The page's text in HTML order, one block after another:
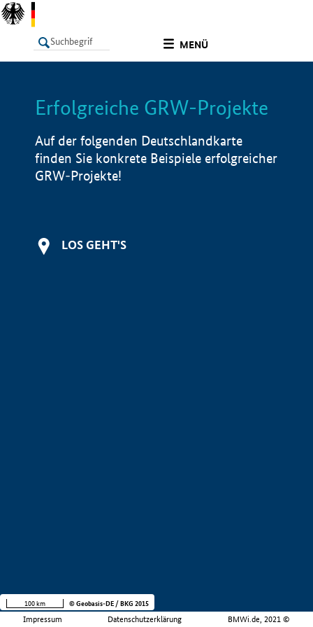
MENÜ
LISTE Info
Erfolgreiche GRW-Projekte
Auf der folgenden Deutschlandkarte
finden Sie konkrete Beispiele erfolgreicher
GRW-Projekte!
LOS GEHT'S
Impressum Datenschutzerklärung BMWi.de, 2021 ©
100 km © Geobasis-DE / BKG 2015